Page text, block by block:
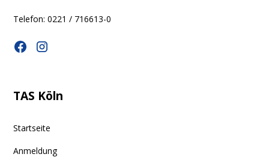
Telefon: 0221 / 716613-0
TAS Köln
Startseite
Anmeldung